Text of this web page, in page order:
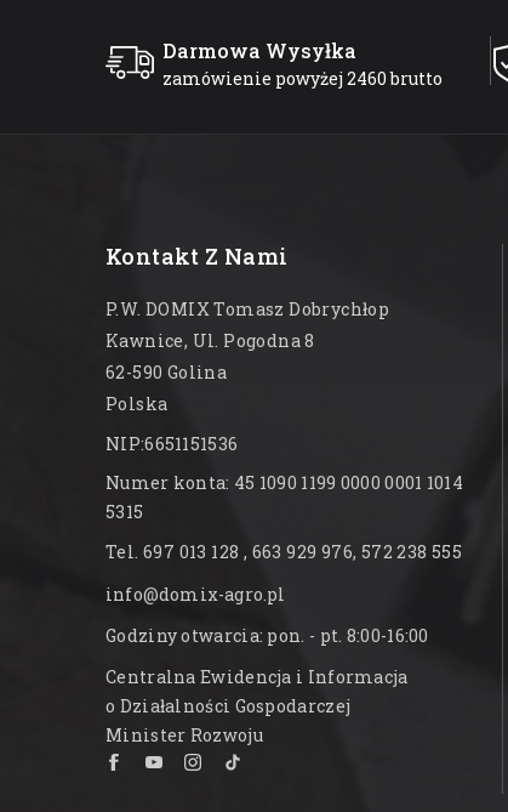
Darmowa Wysyłka
zamówienie powyżej 2460 brutto
Kontakt Z Nami
P.W. DOMIX Tomasz Dobrychłop
Kawnice, Ul. Pogodna 8
62-590 Golina
Polska
NIP:6651151536
Numer konta: 45 1090 1199 0000 0001 1014
5315
Tel. 697 013 128 , 663 929 976, 572 238 555
info@domix-agro.pl
Godziny otwarcia: pon. - pt. 8:00-16:00
Centralna Ewidencja i Informacja
o Działalności Gospodarczej
Minister Rozwoju